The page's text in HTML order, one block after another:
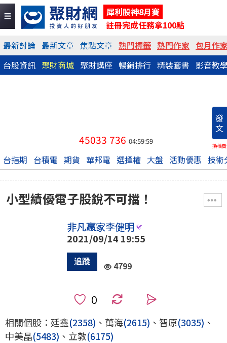
犀利股神8月賽
註冊完成任務拿100點
最新討論 最新文章 焦點文章 熱門標籤 熱門作家 包月作
台股資訊 聚財商城 聚財講座 暢銷排行 精裝套書 影音教
發
文
換稿費
45033 736 04:59:59
台指期 台積電 期貨 華邦電 選擇權 大盤 活動優惠 技術
小型績優電子股銳不可擋！
非凡贏家李健明
2021/09/14 19:55
4799
相關個股：廷鑫(2358) 、萬海(2615) 、智原(3035) 、
中美晶(5483) 、立敦(6175)